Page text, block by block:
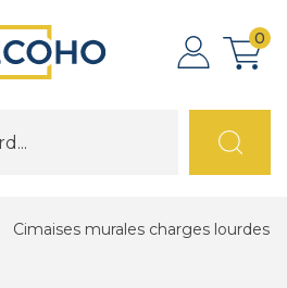
0
Cimaises murales charges lourdes